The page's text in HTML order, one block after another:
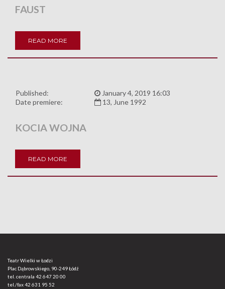
FAUST
READ MORE
Published:
January 4, 2019 16:03
Date premiere:
13, June 1992
KOCIA WOJNA
READ MORE
Teatr Wielki w Łodzi
Plac Dąbrowskiego, 90-249 Łódź
tel. centrala 42 647 20 00
tel./fax42 631 95 52